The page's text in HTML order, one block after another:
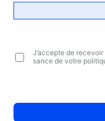
J’ac­cepte de
sance de votre